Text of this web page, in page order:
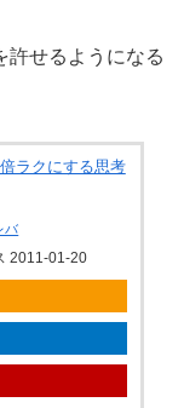
許せるようになる
ラクにする思考
バ
2011-01-20